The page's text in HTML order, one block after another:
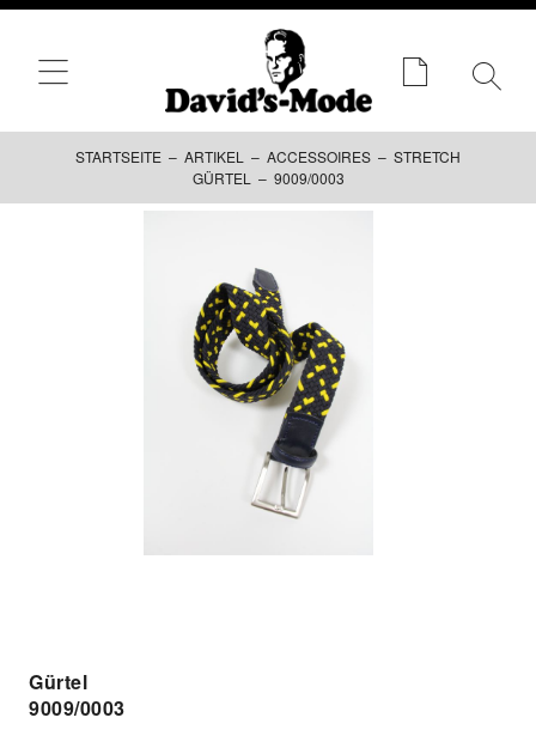
STARTSEITE – ARTIKEL – ACCESSOIRES – STRETCH
GÜRTEL
– 9009/0003
Gürtel
9009/0003